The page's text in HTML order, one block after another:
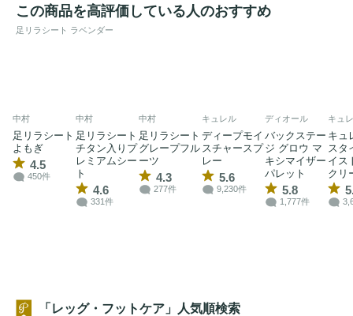
この商品を高評価している人のおすすめ
足リラシート ラベンダー
中村
足リラシート
よもぎ
4.5
450件
中村
足リラシート
チタン入りプ
レミアムシー
ト
4.6
331件
中村
足リラシート
グレープフル
ーツ
4.3
277件
キュレル
ディープモイ
スチャースプ
レー
5.6
9,230件
ディオール
バックステー
ジ グロウ マ
キシマイザー
パレット
5.8
1,777件
キュ
キュ
スタ
イス
クリ
「レッグ・フットケア」人気順検索